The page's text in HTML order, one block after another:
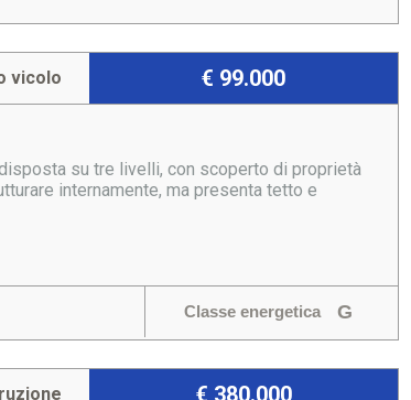
€ 99.000
vicolo
su tre livelli, con scoperto di proprietà
internamente, ma presenta tetto e
Classe energetica G
€ 380.000